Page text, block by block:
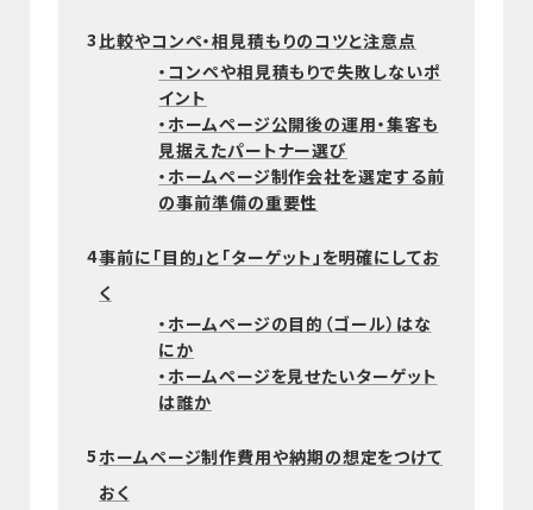
3比較やコンペ・相見積もりのコツと注意点
・コンペや相見積もりで失敗しないポ
イント
・ホームページ公開後の運用・集客も
見据えたパートナー選び
・ホームページ制作会社を選定する前
の事前準備の重要性
4事前に「目的」と「ターゲット」を明確にしてお
く
・ホームページの目的（ゴール）はな
にか
・ホームページを見せたいターゲット
は誰か
5ホームページ制作費用や納期の想定をつけて
おく